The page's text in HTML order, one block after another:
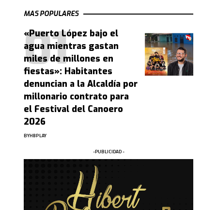
MAS POPULARES
«Puerto López bajo el
agua mientras gastan
miles de millones en
fiestas»: Habitantes
denuncian a la Alcaldía por
millonario contrato para
el Festival del Canoero
2026
BYHBPLAY
-PUBLICIDAD -